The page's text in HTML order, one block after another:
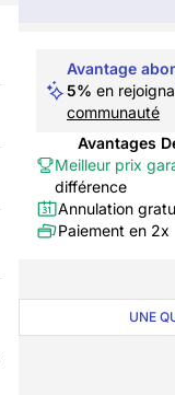
Avantage
5% en
communauté
Avantages
Meilleur prix
différence
Annulation
Paiement en 2x
UNE